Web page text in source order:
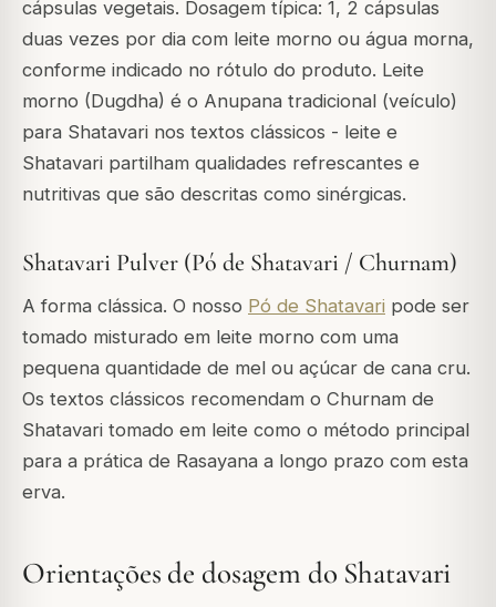
cápsulas vegetais. Dosagem típica: 1, 2 cápsulas
duas vezes por dia com leite morno ou água morna,
conforme indicado no rótulo do produto. Leite
morno (Dugdha) é o Anupana tradicional (veículo)
para Shatavari nos textos clássicos - leite e
Shatavari partilham qualidades refrescantes e
nutritivas que são descritas como sinérgicas.
Shatavari Pulver (Pó de Shatavari / Churnam)
A forma clássica. O nosso Pó de Shatavari pode ser
tomado misturado em leite morno com uma
pequena quantidade de mel ou açúcar de cana cru.
Os textos clássicos recomendam o Churnam de
Shatavari tomado em leite como o método principal
para a prática de Rasayana a longo prazo com esta
erva.
Orientações de dosagem do Shatavari